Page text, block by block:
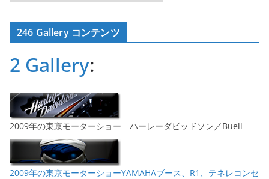
ー
カ
イ246 Gallery コンテンツ
2 Gallery:
2009年の東京モーターショー ハーレーダビッドソン／Buell
2009年の東京モーターショーYAMAHAブース、R1、テネレコンセ